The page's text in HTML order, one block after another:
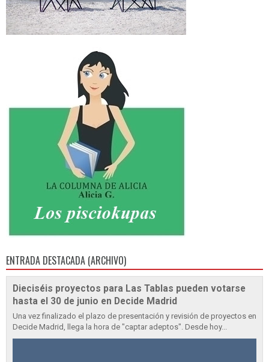
ENTRADA DESTACADA (ARCHIVO)
Dieciséis proyectos para Las Tablas pueden votarse
hasta el 30 de junio en Decide Madrid
Una vez finalizado el plazo de presentación y revisión de proyectos en
Decide Madrid, llega la hora de "captar adeptos". Desde hoy...